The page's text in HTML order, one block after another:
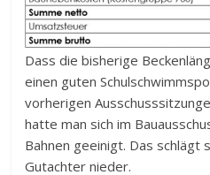
Dass die bisherige
einen guten
vorherigen
hatte man sich im
Bahnen geeinigt. Das schlägt
Gutachter nieder.